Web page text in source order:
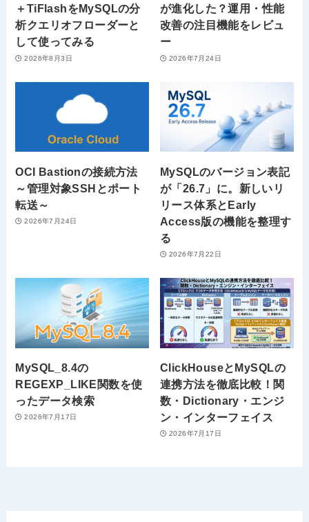
＋TiFlashをMySQLの分
析クエリオフローダーと
して使ってみる
2026年8月3日
が進化した？運用・性能
改善の注目機能をレビュ
ー
2026年7月24日
OCI Bastionの接続方法
～管理対象SSHとポート
転送～
2026年7月24日
MySQLのバージョン表記
が「26.7」に。新しいリ
リース体系とEarly
Access版の機能を整理す
る
2026年7月22日
MySQL_8.4の
REGEXP_LIKE関数を使
ったデータ検索
2026年7月17日
ClickHouseとMySQLの
連携方法を徹底比較！関
数・Dictionary・エンジ
ン・インターフェイス
2026年7月17日